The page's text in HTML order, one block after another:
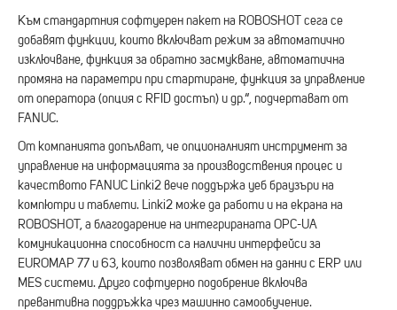
Към стандартния софтуерен пакет на ROBOSHOT сега се
добавят функции, които включват режим за автоматично
изключване, функция за обратно засмукване, автоматична
промяна на параметри при стартиране, функция за управление
от оператора (опция с RFID достъп) и др.“, подчертават от
FANUC.
От компанията допълват, че опционалният инструмент за
управление на информацията за производствения процес и
качеството FANUC Linki2 вече поддържа уеб браузъри на
компютри и таблети. Linki2 може да работи и на екрана на
ROBOSHOT, а благодарение на интегрираната OPC-UA
комуникационна способност са налични интерфейси за
EUROMAP 77 и 63, които позволяват обмен на данни с ERP или
MES системи. Друго софтуерно подобрение включва
превантивна поддръжка чрез машинно самообучение.